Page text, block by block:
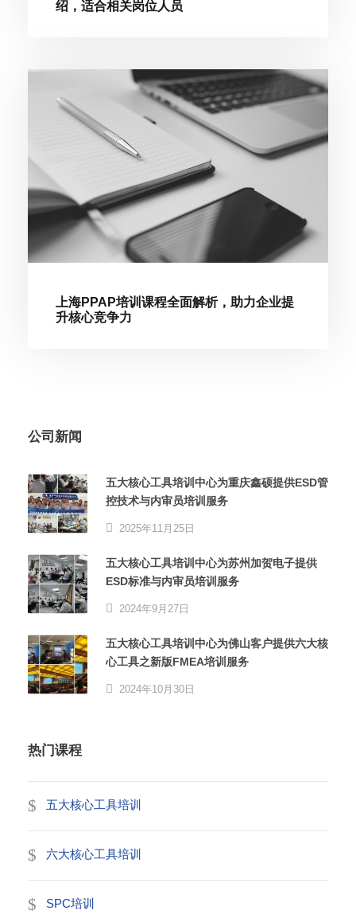
绍，适合相关岗位人员
上海PPAP培训课程全面解析，助力企业提
升核心竞争力
公司新闻
五大核心工具培训中心为重庆鑫硕提供ESD管
控技术与内审员培训服务
2025年11月25日
五大核心工具培训中心为苏州加贺电子提供
ESD标准与内审员培训服务
2024年9月27日
五大核心工具培训中心为佛山客户提供六大核
心工具之新版FMEA培训服务
2024年10月30日
热门课程
五大核心工具培训
六大核心工具培训
SPC培训